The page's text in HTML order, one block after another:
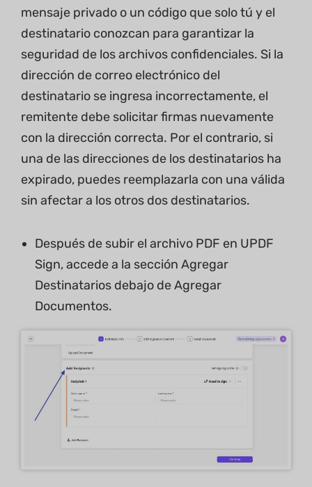
mensaje privado o un código que solo tú y el
destinatario conozcan para garantizar la
seguridad de los archivos confidenciales. Si la
dirección de correo electrónico del
destinatario se ingresa incorrectamente, el
remitente debe solicitar firmas nuevamente
con la dirección correcta. Por el contrario, si
una de las direcciones de los destinatarios ha
expirado, puedes reemplazarla con una válida
sin afectar a los otros dos destinatarios.
Después de subir el archivo PDF en UPDF
Sign, accede a la sección Agregar
Destinatarios debajo de Agregar
Documentos.